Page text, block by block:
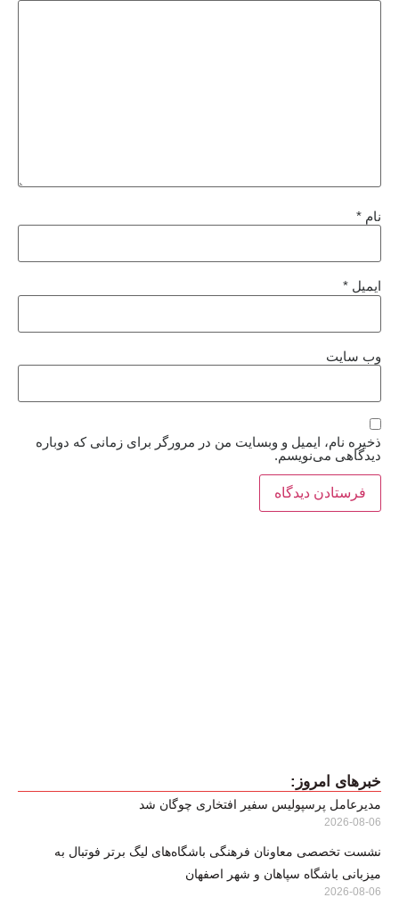
نام *
ایمیل *
وب‌ سایت
ذخیره نام، ایمیل و وبسایت من در مرورگر برای زمانی که دوباره
دیدگاهی می‌نویسم.
آینده نامعلوم مهدی طارمی در المپیاکوس
2026-08-06
تکواندوی اصفهان نیازمند سالن مجهز است/ نگاه فدراسیون به اعزام‌ها
رسوایی جدید رئیس فیفا – ایمنا